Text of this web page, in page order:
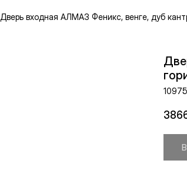
Дверь входная АЛМАЗ Феникс, венге, дуб
10975